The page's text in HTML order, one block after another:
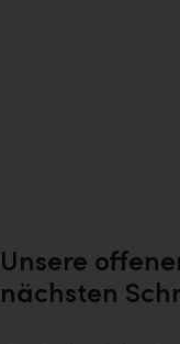
Unsere
nächsten